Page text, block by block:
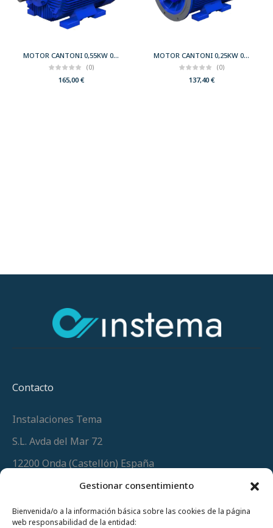
Gestionar consentimiento
Bienvenida/o a la información básica sobre las cookies de la página
web responsabilidad de la entidad:
MOTOR CANTONI 0,55KW 0,75CV 3000 B3 T71 230/400 IE2
(0)
165,00€
MOTOR CANTONI 0,25KW 0,33CV 3000 B35 T63 230/400 IE2
(0)
137,40€
Contacto
Instalaciones Tema
S.L. Avda del Mar 72
12200 Onda (Castellón) España
(+34) 964 60 34 34
Urgencias y whatsapp649 406 493